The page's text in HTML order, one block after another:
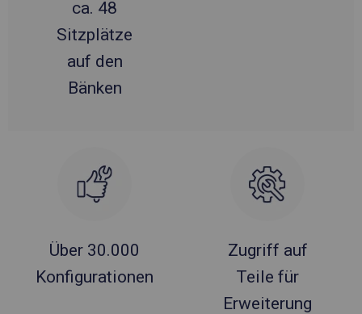
ca. 48
Sitzplätze
auf den
Bänken
Über 30.000
Konfigurationen
Zugriff auf
Teile für
Erweiterung